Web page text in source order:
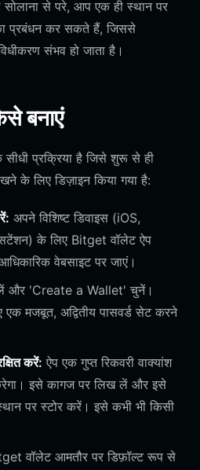
से परे, आप एक ही स्थान पर
प्रबंधन कर सकते हैं, जिससे
संभव हो जाता है।
बनाएं
प्रक्रिया है जिसे शुरू से ही
के लिए डिज़ाइन किया गया है:
अपने विशिष्ट डिवाइस (iOS,
के लिए Bitget वॉलेट ऐप
वेबसाइट पर जाएं।
और 'Create a Wallet' चुनें।
मजबूत, अद्वितीय पासवर्ड सेट करने
करें: ऐप एक गुप्त रिकवरी वाक्यांश
इसे कागज पर लिख लें और इसे
पर स्टोर करें। इसे कभी भी किसी
वॉलेट आमतौर पर डिफ़ॉल्ट रूप से